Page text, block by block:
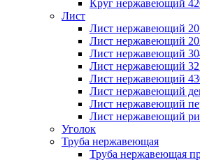
Круг нержавеющий
Лист
Лист нержавеющий
Лист нержавеющий
Лист нержавеющий
Лист нержавеющий
Лист нержавеющий
Лист нержавеющий
Лист нержавеющий
Лист нержавеющий
Уголок
Труба нержавеющая
Труба нержавеющая